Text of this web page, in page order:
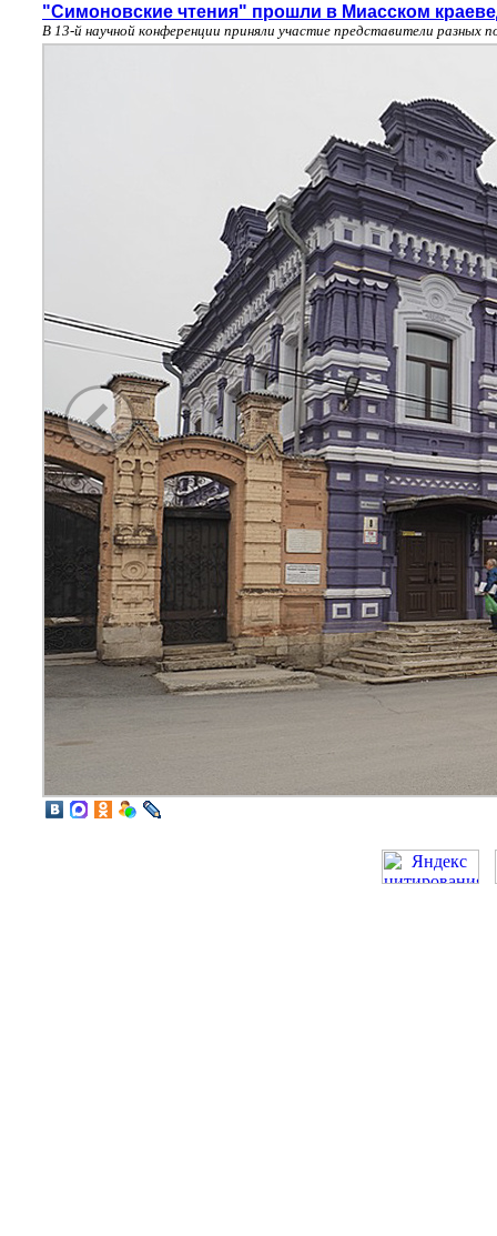
"Симоновские чтения" прошли в Миасском
В 13-й научной конференции приняли участие представители разных